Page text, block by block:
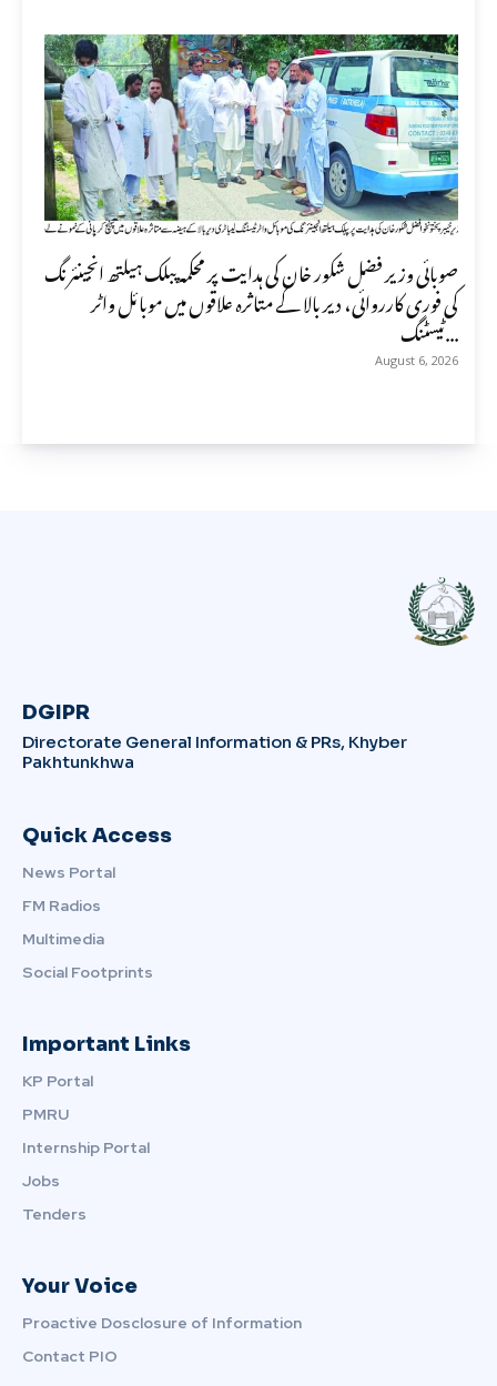
صوبائی وزیر فضل شکور خان کی ہدایت پر محکمہ پبلک ہیلتھ انجینئرنگ
کی فوری کارروائی، دیر بالا کے متاثرہ علاقوں میں موبائل واٹر
ٹیسٹنگ...
August 6, 2026
DGIPR
Directorate General Information & PRs, Khyber
Pakhtunkhwa
Quick Access
News Portal
FM Radios
Multimedia
Social Footprints
Important Links
KP Portal
PMRU
Internship Portal
Jobs
Tenders
Your Voice
Proactive Dosclosure of Information
Contact PIO